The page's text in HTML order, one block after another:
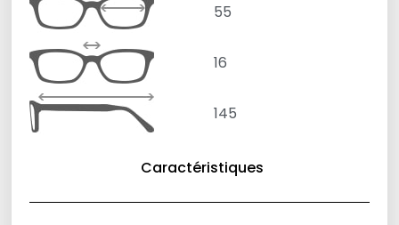
55
16
145
Caractéristiques